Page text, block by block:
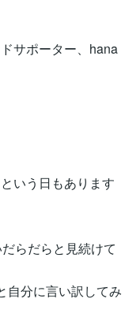
サポーター、hana
いう日もあります
らだらと見続けて
自分に言い訳してみ